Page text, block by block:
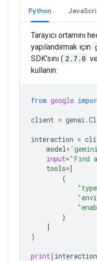
Python
Tarayıcı ortamını
yapılandırmak için
SDK'sını ( 2.7.0
kullanın:
from google
client = genai .
interaction =
model=
input="Find
tools=[
{
}
]
)
print(interaction